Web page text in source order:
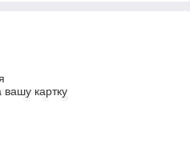
вашу картку